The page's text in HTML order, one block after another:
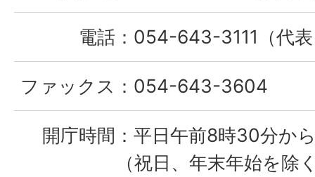
電話： 054-643-3111（代
ファックス： 054-643-3604
開庁時間： 平日午前8時30分か
（祝日、年末年始を除